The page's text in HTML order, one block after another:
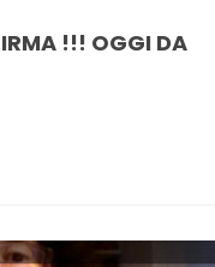
!!! OGGI DA